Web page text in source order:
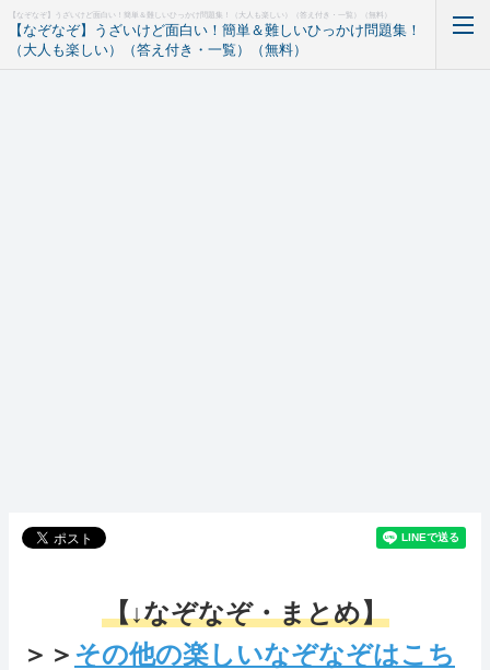
【なぞなぞ】うざいけど面白い！簡単＆難しいひっかけ問題集！（大人も楽しい）（答え付き・一覧）（無料）
【なぞなぞ】うざいけど面白い！簡単＆難しいひっかけ問題集！
（大人も楽しい）（答え付き・一覧）（無料）
【↓なぞなぞ・まとめ】
＞＞ その他の楽しいなぞなぞはこち